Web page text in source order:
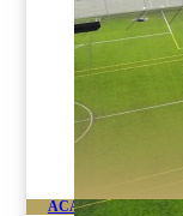
ACADÈMIA D’ALT